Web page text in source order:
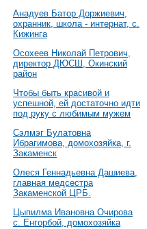
Анадуев Батор Доржиевич,
охранник, школа - интернат, с.
Кижинга
Осохеев Николай Петрович,
директор ДЮСШ, Окинский
район
Чтобы быть красивой и
успешной, ей достаточно идти
под руку с любимым мужем
Сэлмэг Булатовна
Ибрагимова, домохозяйка, г.
Закаменск
Олеся Геннадьевна Дашиева,
главная медсестра
Закаменской ЦРБ.
Цыпилма Ивановна Очирова
с. Енгорбой, домохозяйка